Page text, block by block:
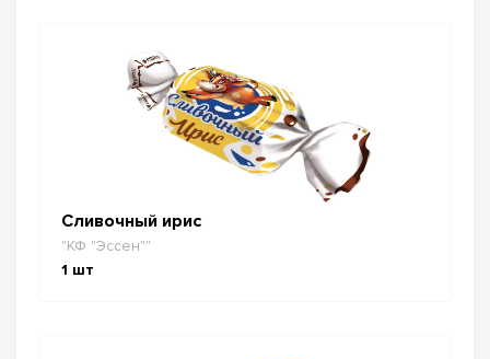
Сливочный ирис
"КФ "Эссен""
1 шт